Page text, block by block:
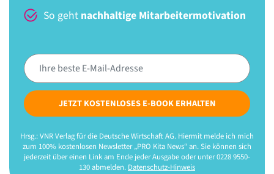
So geht nachhaltige Mitarbeitermotivation
JETZT KOSTENLOSES E-BOOK ERHALTEN
Hrsg.: VNR Verlag für die Deutsche Wirtschaft AG. Hiermit melde ich mich
zum 100% kostenlosen Newsletter „PRO Kita News“ an. Sie können sich
jederzeit über einen Link am Ende jeder Ausgabe oder unter 0228 9550-
130 abmelden. Datenschutz-Hinweis